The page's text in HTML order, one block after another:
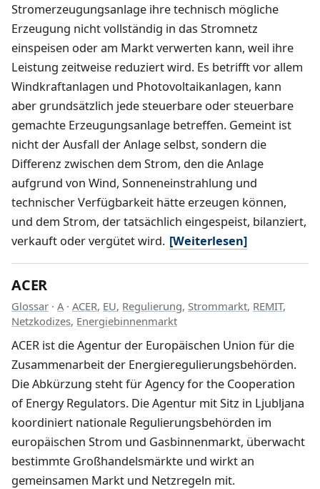
Stromerzeugungsanlage ihre technisch mögliche
Erzeugung nicht vollständig in das Stromnetz
einspeisen oder am Markt verwerten kann, weil ihre
Leistung zeitweise reduziert wird. Es betrifft vor allem
Windkraftanlagen und Photovoltaikanlagen, kann
aber grundsätzlich jede steuerbare oder steuerbare
gemachte Erzeugungsanlage betreffen. Gemeint ist
nicht der Ausfall der Anlage selbst, sondern die
Differenz zwischen dem Strom, den die Anlage
aufgrund von Wind, Sonneneinstrahlung und
technischer Verfügbarkeit hätte erzeugen können,
und dem Strom, der tatsächlich eingespeist, bilanziert,
verkauft oder vergütet wird. [Weiterlesen]
ACER
Glossar · A · ACER, EU, Regulierung, Strommarkt, REMIT,
Netzkodizes, Energiebinnenmarkt
ACER ist die Agentur der Europäischen Union für die
Zusammenarbeit der Energieregulierungsbehörden.
Die Abkürzung steht für Agency for the Cooperation
of Energy Regulators. Die Agentur mit Sitz in Ljubljana
koordiniert nationale Regulierungsbehörden im
europäischen Strom und Gasbinnenmarkt, überwacht
bestimmte Großhandelsmärkte und wirkt an
gemeinsamen Markt und Netzregeln mit.